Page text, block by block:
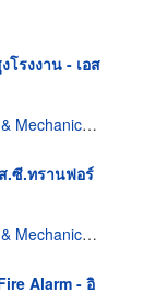
โรงงาน - เอส
Contractors
.ซี.ทรานฟอร์
Contractors
Alarm - อิ